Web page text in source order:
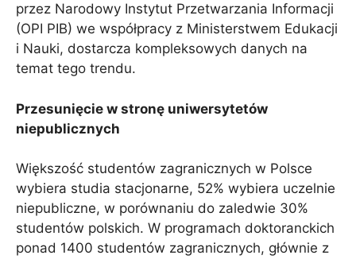
przez Narodowy Instytut Przetwarzania Informacji
(OPI PIB) we współpracy z Ministerstwem Edukacji
i Nauki, dostarcza kompleksowych danych na
temat tego trendu.
Przesunięcie w stronę uniwersytetów
niepublicznych
Większość studentów zagranicznych w Polsce
wybiera studia stacjonarne, 52% wybiera uczelnie
niepubliczne, w porównaniu do zaledwie 30%
studentów polskich. W programach doktoranckich
ponad 1400 studentów zagranicznych, głównie z